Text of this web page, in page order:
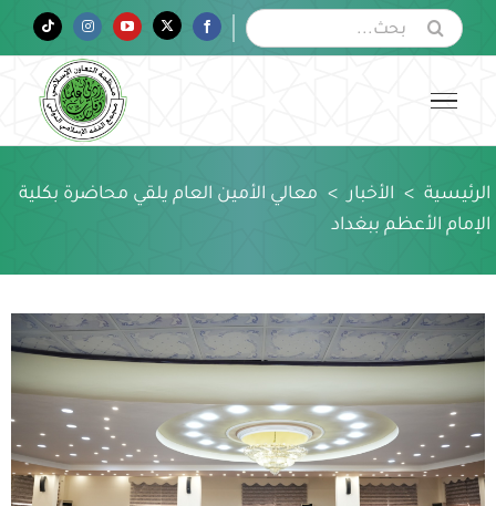
البحث
عن:
Facebook
Twitter
YouTube
Instagram
Tiktok
الرئيسية > الأخبار > معالي الأمين العام يلقي محاضرة بكلية
الإمام الأعظم ببغداد